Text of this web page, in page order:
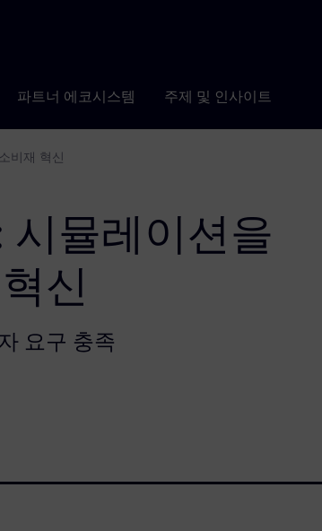
파트너 에코시스템 주제 및 인사이트
비재 혁신
시뮬레이션을
신
요구 충족